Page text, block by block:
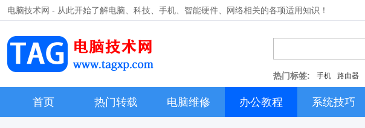
电脑技术网 - 从此开始了解电脑、科技、手机、智能硬件、网络相关的各项适用知识！
热门标签: 手机 路由器
首页 热门转载 电脑维修 办公教程 系统技巧